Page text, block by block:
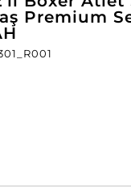
Premium